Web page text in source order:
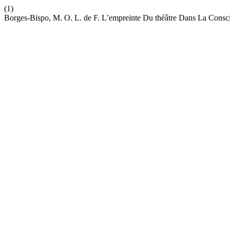
(1)
Borges-Bispo, M. O. L. de F. L’empreinte Du théâtre Dans La